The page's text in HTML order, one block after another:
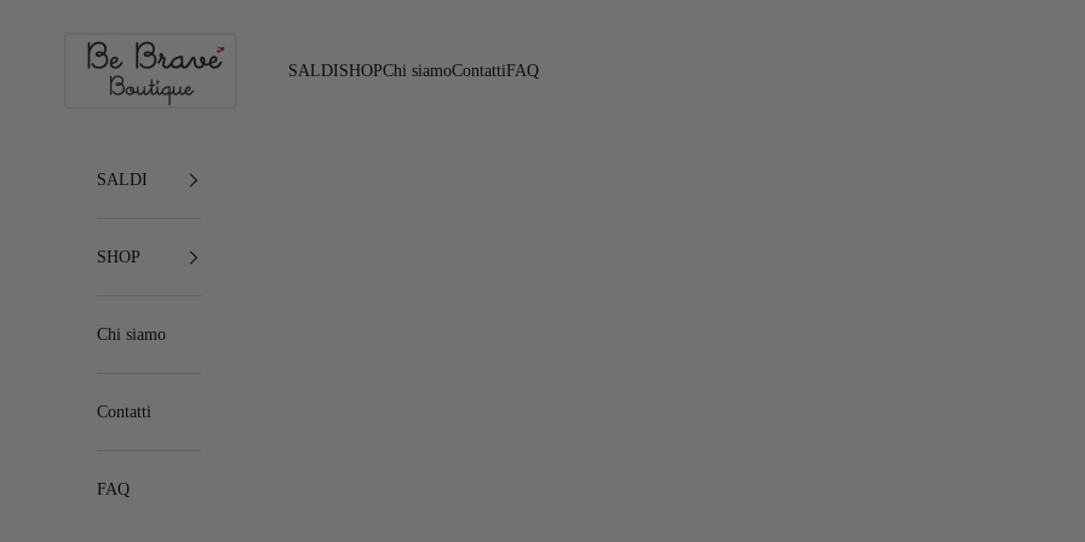
Be Brave Boutique
SALDISHOPChi siamoContattiFAQ
SALDI
SHOP
Chi siamo
Contatti
FAQ